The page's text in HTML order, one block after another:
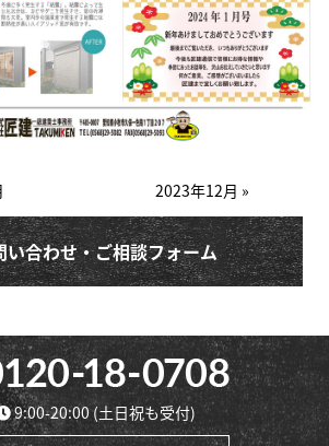
2023年12月 »
合わせ・ご相談フォーム
9:00-20:00(土日祝も受付)